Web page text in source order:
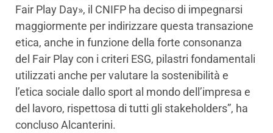
Fair Play Day», il CNIFP ha deciso di impegnarsi
maggiormente per indirizzare questa transazione
etica, anche in funzione della forte consonanza
del Fair Play con i criteri ESG, pilastri fondamentali
utilizzati anche per valutare la sostenibilità e
l’etica sociale dallo sport al mondo dell’impresa e
del lavoro, rispettosa di tutti gli stakeholders”, ha
concluso Alcanterini.